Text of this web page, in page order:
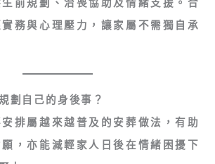
前規劃、治喪協助及情緒支援。合
務與心理壓力，讓家屬不需獨自承
劃自己的身後事？
排屬越來越普及的安葬做法，有助
，亦能減輕家人日後在情緒困擾下